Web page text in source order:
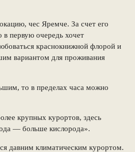
чес Яремче. За счет его
в первую очередь хочет
краснокнижной флорой и
вариантом для проживания
то в пределах часа можно
крупных курортов, здесь
— больше кислорода».
давним климатическим курортом.